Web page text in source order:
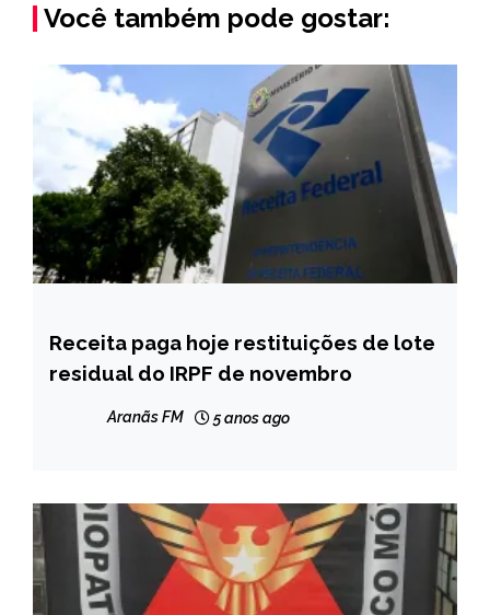
Você também pode gostar:
BRASIL
NOTÍCIAS
Receita paga hoje restituições de lote
residual do IRPF de novembro
Aranãs FM 5 anos ago